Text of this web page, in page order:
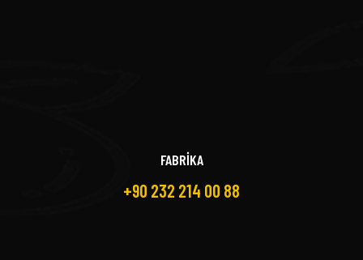
FABRİKA
+90 232 214 00 88